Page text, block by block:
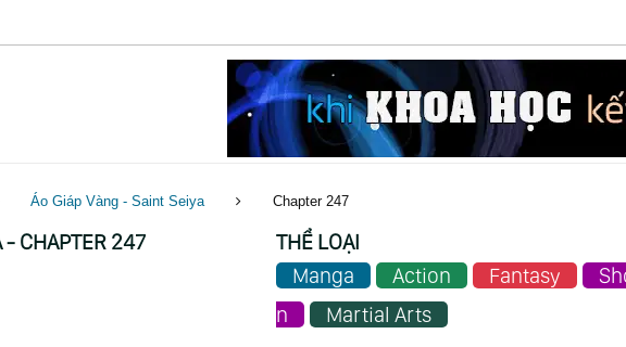
Áo Giáp Vàng - Saint Seiya Chapter 247
- CHAPTER 247
THỂ LOẠI
Manga
Action Fantasy
n
Martial Arts